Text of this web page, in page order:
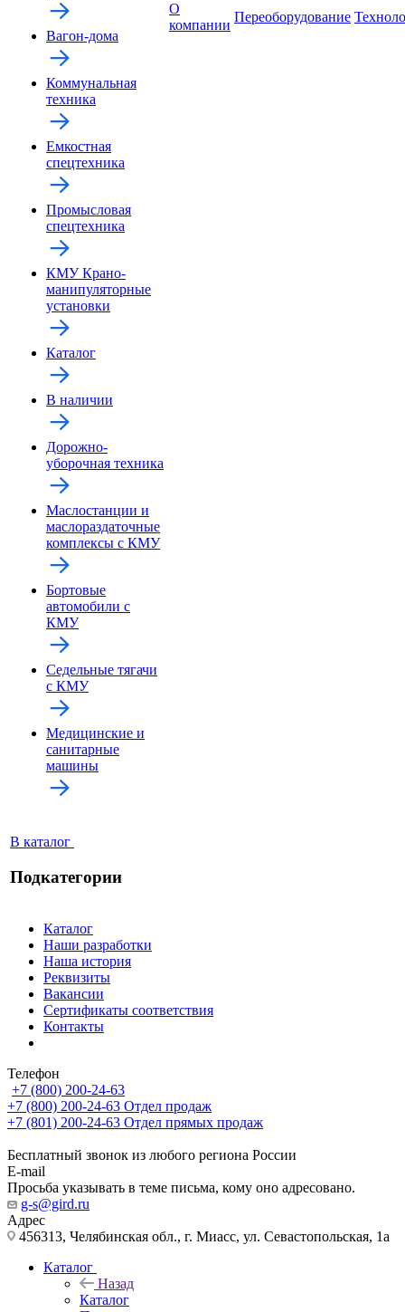
Вагон-дома
Коммунальная
техника
Емкостная
спецтехника
Промысловая
спецтехника
КМУ Крано-
манипуляторные
установки
Каталог
В наличии
Дорожно-
уборочная техника
Маслостанции и
маслораздаточные
комплексы с КМУ
Бортовые
автомобили с
КМУ
Седельные тягачи
с КМУ
Медицинские и
санитарные
машины
В каталог
Подкатегории
О
компании
Переоборудование
Каталог
Наши разработки
Наша история
Реквизиты
Вакансии
Сертификаты соответствия
Контакты
Телефон
+7 (800) 200-24-63
+7 (800) 200-24-63 Отдел продаж
+7 (801) 200-24-63 Отдел прямых продаж
Бесплатный звонок из любого региона России
E-mail
Просьба указывать в теме письма, кому оно адресовано.
g-s@gird.ru
Адрес
456313, Челябинская обл., г. Миасс, ул. Севастопольская, 1а
Каталог
Назад
Каталог